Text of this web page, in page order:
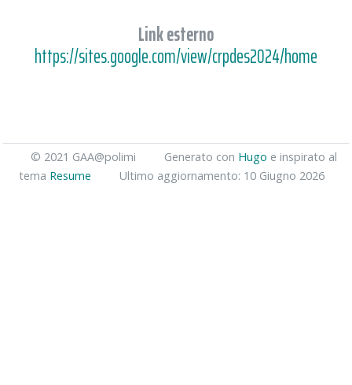
Link esterno
https://sites.google.com/view/crpdes2024/home
© 2021 GAA@polimi Generato con Hugo e inspirato al
tema Resume Ultimo aggiornamento: 10 Giugno 2026